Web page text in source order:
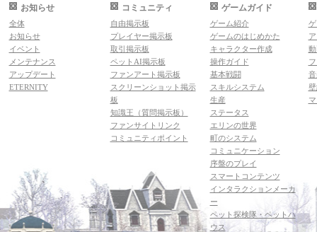
お知らせ
全体
お知らせ
イベント
メンテナンス
アップデート
ETERNITY
コミュニティ
自由掲示板
プレイヤー掲示板
取引掲示板
ペットAI掲示板
ファンアート掲示板
スクリーンショット掲示
板
知識王（質問掲示板）
ファンサイトリンク
コミュニティポイント
ゲームガイド
ゲーム紹介
ゲームのはじめかた
キャラクター作成
操作ガイド
基本戦闘
スキルシステム
生産
ステータス
エリンの世界
町のシステム
コミュニケーション
序盤のプレイ
スマートコンテンツ
インタラクションメーカ
ー
ペット探検隊・ペットハ
ウス